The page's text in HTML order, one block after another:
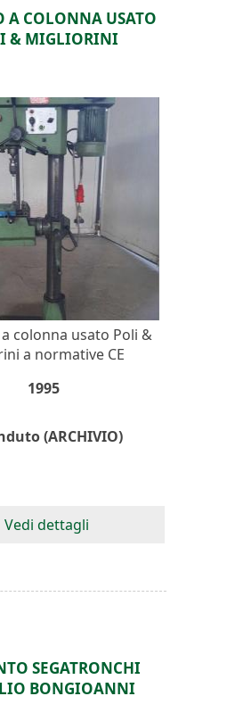
A COLONNA USATO
& MIGLIORINI
colonna usato Poli &
a normative CE
1995
(ARCHIVIO)
Vedi dettagli
SEGATRONCHI
BONGIOANNI